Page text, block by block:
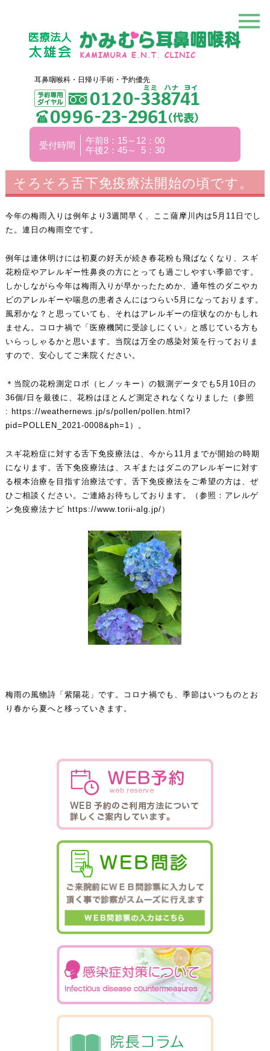
耳鼻咽喉科・日帰り手術・予約優先
受付時間
午前8：15～12：00
午後2：45～ 5：30
そろそろ舌下免疫療法開始の頃です。
今年の梅雨入りは例年より3週間早く、ここ薩摩川内は5月11日でし
た。連日の梅雨空です。
例年は連休明けには初夏の好天が続き春花粉も飛ばなくなり、スギ
花粉症やアレルギー性鼻炎の方にとっても過ごしやすい季節です。
しかしながら今年は梅雨入りが早かったためか、通年性のダニやカ
ビのアレルギーや喘息の患者さんにはつらい5月になっております。
風邪かな？と思っていても、それはアレルギーの症状なのかもしれ
ません。コロナ禍で「医療機関に受診しにくい」と感じている方も
いらっしゃるかと思います。当院は万全の感染対策を行っておりま
すので、安心してご来院ください。
＊当院の花粉測定ロボ（ヒノッキー）の観測データでも5月10日の
36個/日を最後に、花粉はほとんど測定されなくなりました（参照
: https://weathernews.jp/s/pollen/pollen.html?
pid=POLLEN_2021-0008&ph=1 ）。
スギ花粉症に対する舌下免疫療法は、今から11月までが開始の時期
になります。舌下免疫療法は、スギまたはダニのアレルギーに対す
る根本治療を目指す治療法です。舌下免疫療法をご希望の方は、ぜ
ひご相談ください。ご連絡お待ちしております。（参照：アレルゲ
ン免疫療法ナビ https://www.torii-alg.jp/ ）
梅雨の風物詩「紫陽花」です。コロナ禍でも、季節はいつものとお
り春から夏へと移っていきます。